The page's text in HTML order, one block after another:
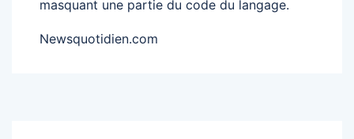
masquant une partie du code du langage.
Newsquotidien.com